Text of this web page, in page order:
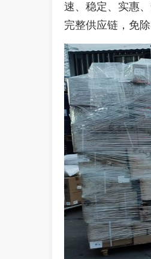
速、稳定、实惠
完整供应链，免